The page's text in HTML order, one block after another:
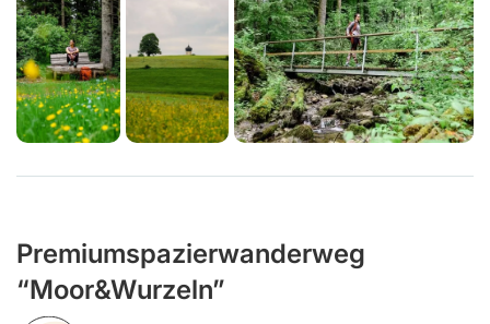
Premiumspazierwanderweg
“Moor&Wurzeln”